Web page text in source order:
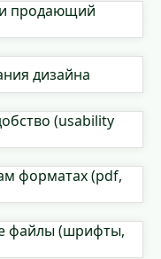
продающий
дизайна
(usability
форматах (pdf,
файлы (шрифты,